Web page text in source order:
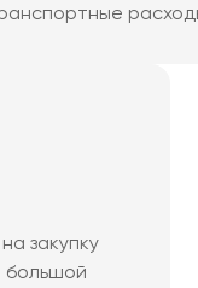
закупку
большой